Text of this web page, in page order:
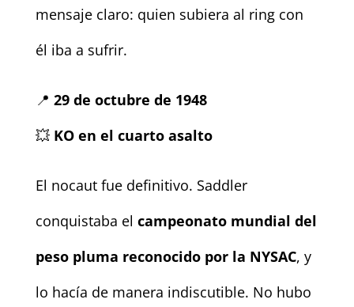
mensaje claro: quien subiera al ring con
él iba a sufrir.
📍 29 de octubre de 1948
💥 KO en el cuarto asalto
El nocaut fue definitivo. Saddler
conquistaba el campeonato mundial del
peso pluma reconocido por la NYSAC, y
lo hacía de manera indiscutible. No hubo